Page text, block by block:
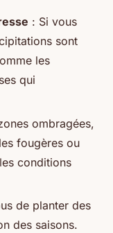
: Si vous
sont
les
qui
ombragées,
fougères ou
conditions
de planter des
des saisons.